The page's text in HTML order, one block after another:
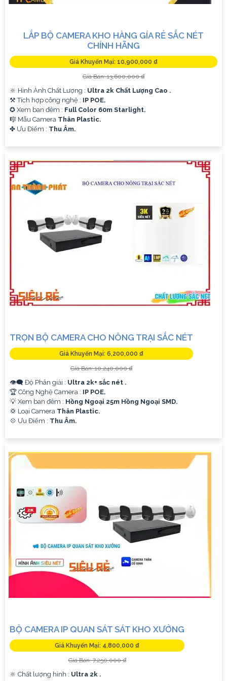
LẮP BỘ CAMERA KHO HÀNG GÍA RẺ SẮC NÉT
CHÍNH HÃNG
Giá Khuyến Mại: 10,900,000 ₫
Giá Bán: 13,600,000 ₫
🔆 Hình Ành Chất Lượng : Ultra 2k Chất Lượng Cao .
⚒ Tích hợp công nghệ : IP POE.
✪ Xem ban đêm : Full Color 60m Starlight.
🎼️ Mẫu Camera Thân Plastic.
️✤ Ưu Điểm : Thu Âm.
TRỌN BỘ CAMERA CHO NÔNG TRẠI SẮC NÉT
Giá Khuyến Mại: 6,200,000 ₫
Giá Bán: 10,240,000 ₫
👁️‍🗨 Độ Phân giải : Ultra 2k+ sắc nét .
🏆 Công Nghệ Camera : IP POE.
💡 Xem ban đêm : Hồng Ngoại 25m Hồng Ngoại SMD.
💢 Loại Camera Thân Plastic.
️💠 Ưu Điểm : Thu Âm.
BỘ CAMERA IP QUAN SÁT SÁT KHO XƯỞNG
Giá Khuyến Mại: 4,800,000 ₫
Giá Bán: 7,250,000 ₫
🔆 Chất lượng hình : Ultra 2k .